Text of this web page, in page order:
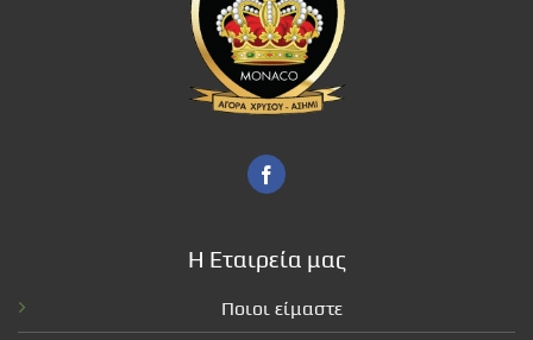
Η Εταιρεία μας
Ποιοι είμαστε